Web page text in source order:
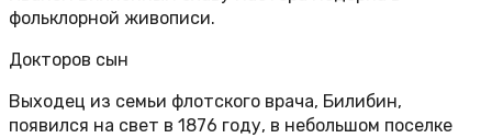
фольклорной живописи.
Докторов сын
Выходец из семьи флотского врача, Билибин,
появился на свет в 1876 году, в небольшом поселке